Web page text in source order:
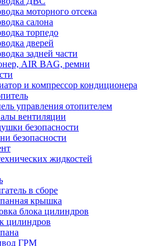
моторного отсека
салона
торпедо
дверей
задней части
AIR BAG, ремни
и компрессор кондиционера
управления отопителем
вентиляции
безопасности
безопасности
жидкостей
в сборе
крышка
блока цилиндров
цилиндров
ГРМ